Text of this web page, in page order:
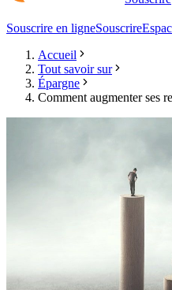
Souscrire en ligneSouscrire
Accueil
Tout savoir sur
Épargne
Comment augmenter ses